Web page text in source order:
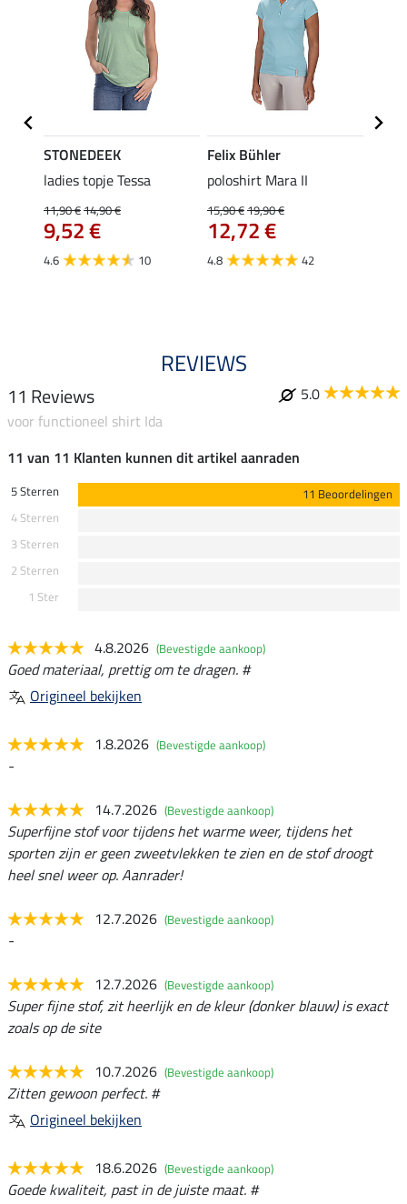
STONEDEEK
ladies topje Tessa
11,90 €14,90 €
9,52 €
4.6 10
Felix Bühler
poloshirt Mara II
15,90 €19,90 €
12,72 €
4.8 42
REVIEWS
11 Reviews
5.0
voor functioneel shirt Ida
11 van 11 Klanten kunnen dit artikel aanraden
5 Sterren
11 Beoordelingen
4 Sterren
3 Sterren
2 Sterren
1 Ster
4.8.2026 (Bevestigde aankoop)
Goed materiaal, prettig om te dragen. #
Origineel bekijken
1.8.2026 (Bevestigde aankoop)
-
14.7.2026 (Bevestigde aankoop)
Superfijne stof voor tijdens het warme weer, tijdens het
sporten zijn er geen zweetvlekken te zien en de stof droogt
heel snel weer op. Aanrader!
12.7.2026 (Bevestigde aankoop)
-
12.7.2026 (Bevestigde aankoop)
Super fijne stof, zit heerlijk en de kleur (donker blauw) is exact
zoals op de site
10.7.2026 (Bevestigde aankoop)
Zitten gewoon perfect. #
Origineel bekijken
18.6.2026 (Bevestigde aankoop)
Goede kwaliteit, past in de juiste maat. #